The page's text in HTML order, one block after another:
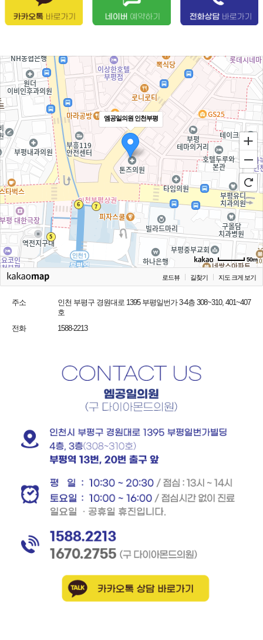
엠공일의원 인천부평
50m
로드뷰 길찾기 지도 크게 보기
주소
인천 부평구 경원대로 1395 부평일번가 3-4층 308~310, 401~407
호
전화
1588-2213